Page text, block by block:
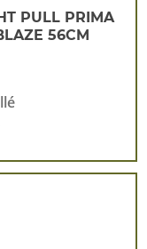
PULL PRIMA
56CM